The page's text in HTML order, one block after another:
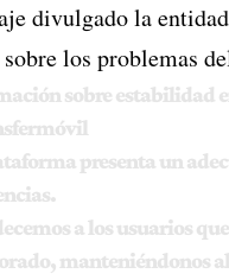
divulgado la
los problemas
sobre estabilidad
presenta un
a los usuarios
manteniéndonos